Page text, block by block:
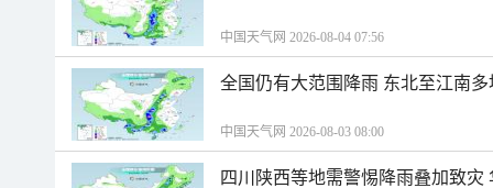
中国天气网 2026-08-04 07:56
全国仍有大范围降雨 东北至江南
中国天气网 2026-08-03 08:00
四川陕西等地需警惕降雨叠加致